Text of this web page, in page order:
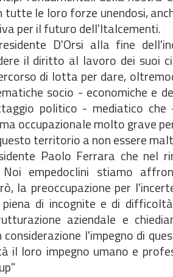
le loro forze unendosi,
per il futuro dell'Italcementi.
D'Orsi alla fine
il diritto al lavoro dei suoi
di lotta per dare,
socio - economiche e
politico - mediatico
occupazionale molto grave
territorio a non essere
Paolo Ferrara che nel
empedoclini stiamo
la preoccupazione per
di incognite e di
aziendale e
l'impegno di
il loro impegno umano e